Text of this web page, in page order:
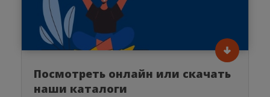
Посмотреть онлайн или скачать
наши каталоги